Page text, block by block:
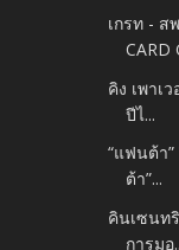
เกรท - ส
CARD
คิง เพาเ
ปีไ...
“แฟนต้า
ต้า”...
คินเซนท
การมอ